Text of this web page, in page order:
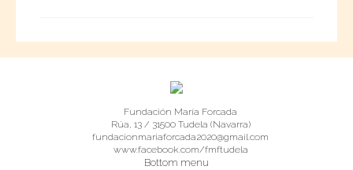
Fundación María Forcada
Rúa, 13 / 31500 Tudela (Navarra)
fundacionmariaforcada2020@gmail.com
www.facebook.com/fmftudela
Bottom menu